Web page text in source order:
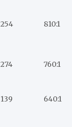
254 810:1
274 760:1
139 640:1